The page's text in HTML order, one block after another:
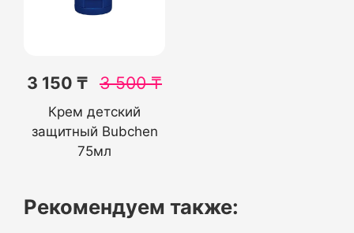
3 150 ₸ 3 500₸
Крем детский
защитный Bubchen
75мл
Рекомендуем также: